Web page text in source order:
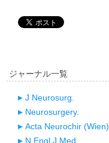
ジャーナル一覧
J Neurosurg.
Neurosurgery.
Acta Neurochir (Wien).
N Engl J Med.